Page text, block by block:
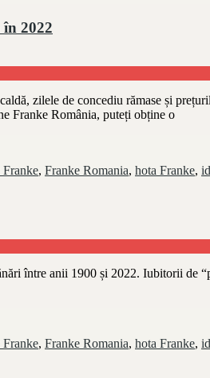
2022
zilele de concediu rămase și
Franke România, puteți obține o
Franke, Franke Romania, hota Franke,
între anii 1900 și 2022. Iubitorii de
Franke, Franke Romania, hota Franke,